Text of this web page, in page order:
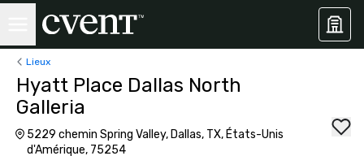
Lieux
Hyatt Place Dallas North
Galleria
5229 chemin Spring Valley, Dallas, TX, États-Unis
d'Amérique, 75254